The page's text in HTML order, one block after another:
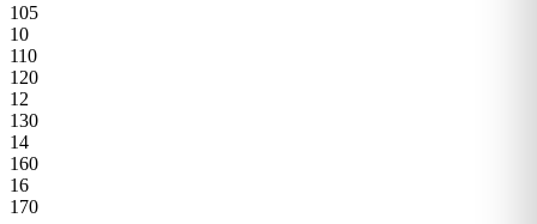
105
10
110
120
12
130
14
160
16
170